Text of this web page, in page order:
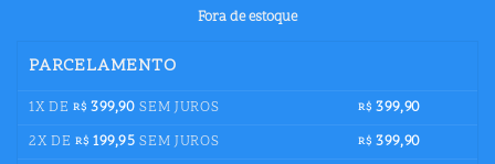
Fora de estoque
PARCELAMENTO
1X DE R$ 399,90 SEM JUROS R$ 399,90
2X DE R$ 199,95 SEM JUROS R$ 399,90